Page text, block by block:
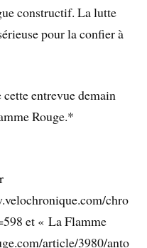
constructif. La lutte
pour la confier à
entrevue demain
Rouge.*
chro
et « La Flamme
article/3980/anto